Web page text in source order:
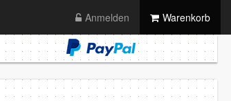
Anmelden Warenkorb